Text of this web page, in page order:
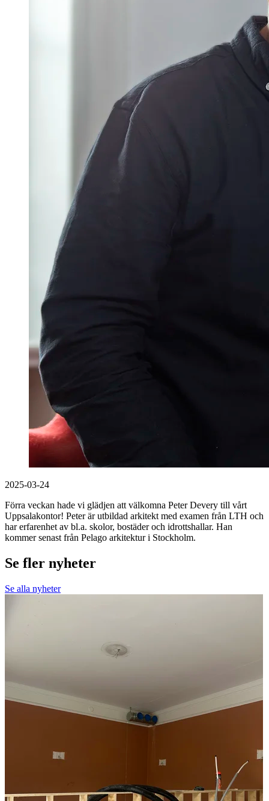
2025-03-24
Förra veckan hade vi glädjen att välkomna Peter Devery till vårt
Uppsalakontor! Peter är utbildad arkitekt med examen från LTH och
har erfarenhet av bl.a. skolor, bostäder och idrottshallar. Han
kommer senast från Pelago arkitektur i Stockholm.
Se fler nyheter
Se alla nyheter